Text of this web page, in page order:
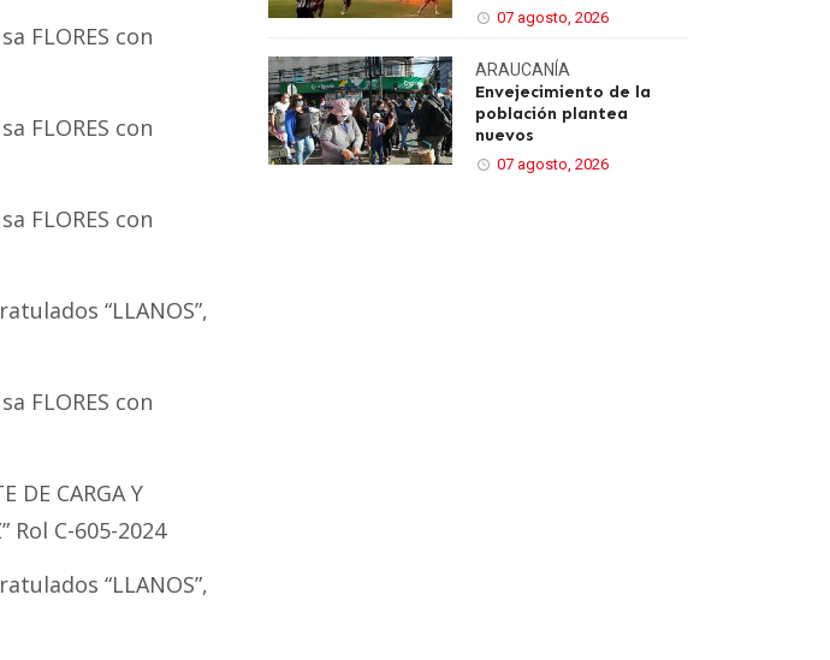
FLORES con
FLORES con
FLORES con
“LLANOS”,
FLORES con
DE CARGA Y
Rol C-605-2024
“LLANOS”,
07 agosto, 2026
ARAUCANÍA
Envejecimiento de la
población plantea
nuevos
07 agosto, 2026